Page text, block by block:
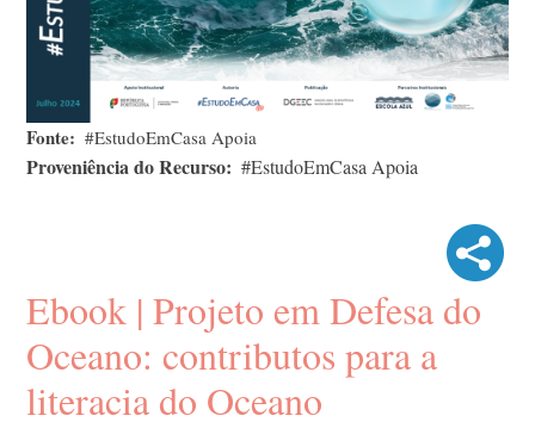
Fonte #EstudoEmCasa Apoia
Proveniência do Recurso #EstudoEmCasa Apoia
Ebook | Projeto em Defesa do
Oceano: contributos para a
literacia do Oceano